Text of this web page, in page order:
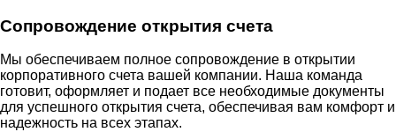
Сопровождение открытия счета
Мы обеспечиваем полное сопровождение в открытии
корпоративного счета вашей компании. Наша команда
готовит, оформляет и подает все необходимые документы
для успешного открытия счета, обеспечивая вам комфорт и
надежность на всех этапах.